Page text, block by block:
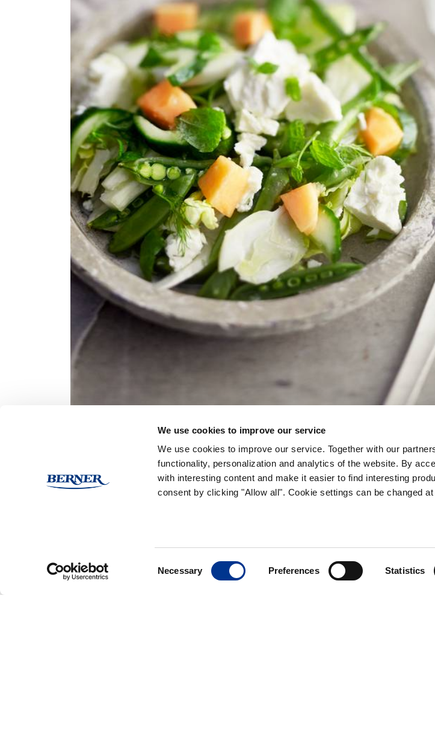
We use cookies to improve our service
We use cookies to improve our service. Together with our
functionality, personalization and analytics of the website. By
with interesting content and make it easier to find interesting
consent by clicking "Allow all". Cookie settings can be changed
Necessary Preferences Statistics
GLUTEENITON
(Ei arvioita)
30